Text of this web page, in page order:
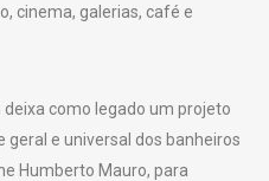
cinema, galerias, café e
como legado um projeto
e universal dos banheiros
Humberto Mauro, para